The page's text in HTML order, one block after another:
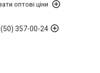
оптові ціни
357-00-24